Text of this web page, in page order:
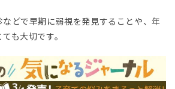
どで早期に弱視を発見することや、年
も大切です。